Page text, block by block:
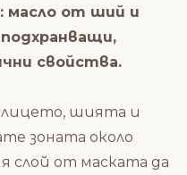
масло от ший и
свойства.
лицето, шията и
зоната около
слой от маската да